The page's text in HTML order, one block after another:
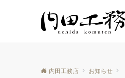
内田工務店 お知らせ